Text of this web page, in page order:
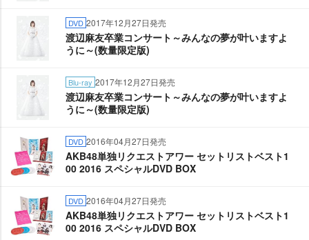
DVD 2017年12月27日発売
渡辺麻友卒業コンサート～みんなの夢が叶いますよ
うに～(数量限定版)
Blu-ray 2017年12月27日発売
渡辺麻友卒業コンサート～みんなの夢が叶いますよ
うに～(数量限定版)
DVD 2016年04月27日発売
AKB48単独リクエストアワー セットリストベスト1
00 2016 スペシャルDVD BOX
DVD 2016年04月27日発売
AKB48単独リクエストアワー セットリストベスト1
00 2016 スペシャルDVD BOX